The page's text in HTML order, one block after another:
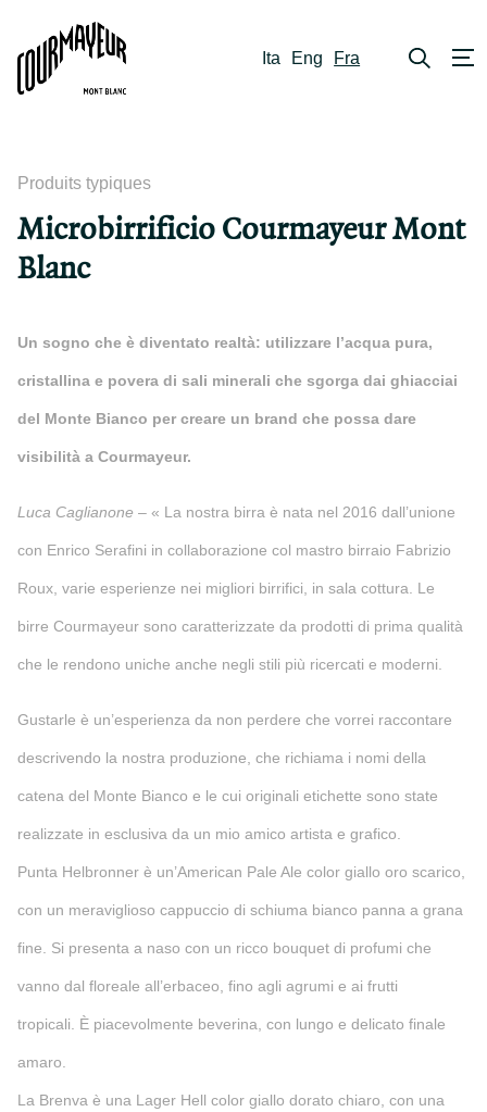
Ita Eng Fra
Produits typiques
Microbirrificio Courmayeur Mont
Blanc
Un sogno che è diventato realtà: utilizzare l’acqua pura,
cristallina e povera di sali minerali che sgorga dai ghiacciai
del Monte Bianco per creare un brand che possa dare
visibilità a Courmayeur.
Luca Caglianone – « La nostra birra è nata nel 2016 dall’unione
con Enrico Serafini in collaborazione col mastro birraio Fabrizio
Roux, varie esperienze nei migliori birrifici, in sala cottura. Le
birre Courmayeur sono caratterizzate da prodotti di prima qualità
che le rendono uniche anche negli stili più ricercati e moderni.
Gustarle è un’esperienza da non perdere che vorrei raccontare
descrivendo la nostra produzione, che richiama i nomi della
catena del Monte Bianco e le cui originali etichette sono state
realizzate in esclusiva da un mio amico artista e grafico.
Punta Helbronner è un’American Pale Ale color giallo oro scarico,
con un meraviglioso cappuccio di schiuma bianco panna a grana
fine. Si presenta a naso con un ricco bouquet di profumi che
vanno dal floreale all’erbaceo, fino agli agrumi e ai frutti
tropicali. È piacevolmente beverina, con lungo e delicato finale
amaro.
La Brenva è una Lager Hell color giallo dorato chiaro, con una